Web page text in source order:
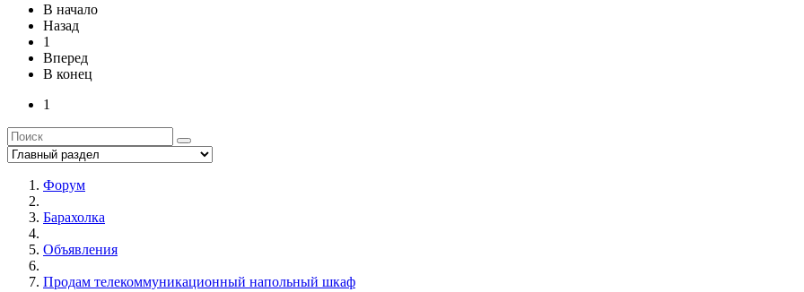
В начало
Назад
1
Вперед
В конец
1
Форум
Барахолка
Объявления
Продам телекоммуникационный напольный шкаф